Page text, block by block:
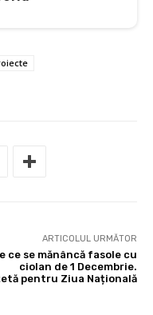
ARTICOLUL URMĂTOR
ce se mănâncă fasole cu
ciolan de 1 Decembrie.
pentru Ziua Națională